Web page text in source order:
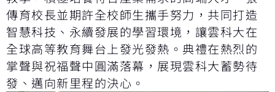
傳育校長並期許全校師生攜手努力，共同打造
智慧科技、永續發展的學習環境，讓雲科大在
全球高等教育舞台上發光發熱。典禮在熱烈的
掌聲與祝福聲中圓滿落幕，展現雲科大蓄勢待
發、邁向新里程的決心。